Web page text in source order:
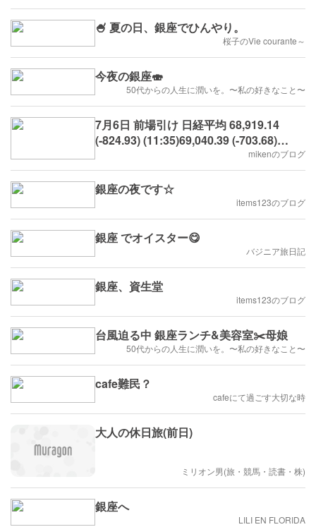
🍧 夏の日、銀座でひんやり。
桜子のVie courante～
今夜の銀座🍣
50代からの人生に潤いを。〜私の好きなこと〜
7月6日 前場引け 日経平均 68,919.14
(-824.93) (11:35)69,040.39 (-703.68)
(11:26)安値引け・70,093.08 (+349.01)
(09:05)
mikenのブログ
銀座の夜です☆
items123のブログ
銀座 でオイスター😋
バジニア旅日記
銀座、資生堂
items123のブログ
台風迫る中 銀座ランチ&美容室✂️母娘
50代からの人生に潤いを。〜私の好きなこと〜
cafe難民？
cafeにて過ごす大切な時
大人の休日旅(前日)
ミリオン男(旅・競馬・読書・株)
銀座へ
LILI EN FLORIDA